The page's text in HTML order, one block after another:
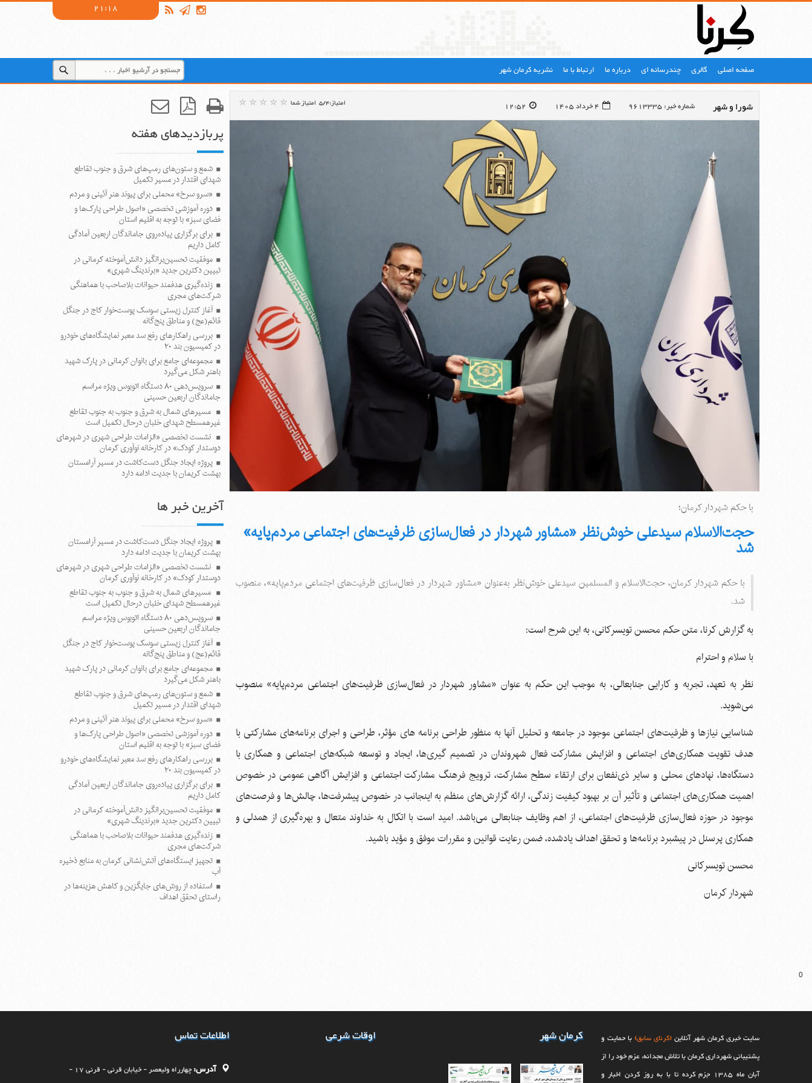
21:18
صفحه اصلی گالری چندرسانه ای درباره ما ارتباط با ما نشریه کرمان شهر
شورا و شهر شماره خبر: 9613335 4 خرداد 1405 12:52 امتیاز:5/4 امتیاز شما
با حکم شهردار کرمان؛
حجت‌‌الاسلام سیدعلی خوش‌نظر «مشاور شهردار در فعال‌سازی ظرفیت‌های اجتماعی مردم‌پایه»
شد
با حکم شهردار کرمان، حجت‌‌الاسلام و المسلمین سیدعلی خوش‌نظر به‌عنوان «مشاور شهردار در فعال‌سازی ظرفیت‌های اجتماعی مردم‌پایه»، منصوب
شد.
به گزارش کرنا، متن حکم محسن تویسرکانی، به این شرح است:
با سلام و احترام
نظر به تعهد، تجربه و کارایی جنابعالی، به موجب این حکم به عنوان «مشاور شهردار در فعال‌سازی ظرفیت‌های اجتماعی مردم‌پایه» منصوب
می‌شوید.
شناسایی نیازها و ظرفیت‌‌های اجتماعی موجود در جامعه و تحلیل آنها به منظور طراحی برنامه ‌های مؤثر، طراحی و اجرای برنامه‌های مشارکتی با
هدف تقویت همکاری‌های اجتماعی و افزایش مشارکت فعال شهروندان در تصمیم‌ گیری‌ها، ایجاد و توسعه شبکه‌های اجتماعی و همکاری با
دستگاه‌ها، نهادهای محلی و سایر ذی‌نفعان برای ارتقاء سطح مشارکت، ترویج فرهنگ مشارکت اجتماعی و افزایش آگاهی عمومی در خصوص
اهمیت همکاری‌های اجتماعی و تأثیر آن بر بهبود کیفیت زندگی، ارائه گزارش‌‌های منظم به اینجانب در خصوص پیشرفت‌‌ها، چالش‌ها و فرصت‌های
موجود در حوزه فعال‌سازی ظرفیت‌های اجتماعی، از اهم وظایف جنابعالی می‌باشد. امید است با اتکال به خداوند متعال و بهره‌گیری از همدلی و
همکاری پرسنل در پیشبرد برنامه‌ها و تحقق اهداف یاد‌شده، ضمن رعایت قوانین و مقررات موفق و مؤید باشید.
محسن تویسرکانی
شهردار کرمان
پربازدیدهای هفته
شمع و ستون‌های رمپ‌های شرق و جنوب تقاطع
شهدای اقتدار در مسیر تکمیل
«سرو سرخ» محملی برای پیوند هنر آئینی و مردم
دوره آموزشی تخصصی «اصول طراحی پارک‌ها و
فضای سبز» با توجه به اقلیم استان
برای برگزاری پیاده‌روی جاماندگان اربعین آمادگی
کامل داریم
موفقیت تحسین‌برانگیز دانش‌آموخته کرمانی در
تبیین دکترین جدید «برندینگ شهری»
زنده‌گیری هدفمند حیوانات بلاصاحب با هماهنگی
شرکت‌های مجری
آغاز کنترل زیستی سوسک پوست‌خوار کاج در جنگل
قائم(عج) و مناطق پنج‌گانه
بررسی راهکارهای رفع سد معبر نمایشگاه‌های خودرو
در کمیسیون بند ۲۰
مجموعه‌ای جامع برای بانوان کرمانی در پارک شهید
باهنر شکل می‌گیرد
سرویس‌دهی ۸۰ دستگاه اتوبوس ویژه مراسم
جاماندگان اربعین حسینی
مسیرهای شمال به شرق و جنوب به جنوب تقاطع
غیرهمسطح شهدای خلبان درحال تکمیل است
نشست تخصصی «الزامات طراحی شهری در شهرهای
دوستدار کودک» در کارخانه نوآوری کرمان
پروژه ایجاد جنگل دست‌کاشت در مسیر آرامستان
بهشت کریمان با جدیت ادامه دارد
آخرین خبر ها
پروژه ایجاد جنگل دست‌کاشت در مسیر آرامستان
بهشت کریمان با جدیت ادامه دارد
نشست تخصصی «الزامات طراحی شهری در شهرهای
دوستدار کودک» در کارخانه نوآوری کرمان
مسیرهای شمال به شرق و جنوب به جنوب تقاطع
غیرهمسطح شهدای خلبان درحال تکمیل است
سرویس‌دهی ۸۰ دستگاه اتوبوس ویژه مراسم
جاماندگان اربعین حسینی
آغاز کنترل زیستی سوسک پوست‌خوار کاج در جنگل
قائم(عج) و مناطق پنج‌گانه
مجموعه‌ای جامع برای بانوان کرمانی در پارک شهید
باهنر شکل می‌گیرد
شمع و ستون‌های رمپ‌های شرق و جنوب تقاطع
شهدای اقتدار در مسیر تکمیل
«سرو سرخ» محملی برای پیوند هنر آئینی و مردم
دوره آموزشی تخصصی «اصول طراحی پارک‌ها و
فضای سبز» با توجه به اقلیم استان
بررسی راهکارهای رفع سد معبر نمایشگاه‌های خودرو
در کمیسیون بند ۲۰
برای برگزاری پیاده‌روی جاماندگان اربعین آمادگی
کامل داریم
موفقیت تحسین‌برانگیز دانش‌آموخته کرمانی در
تبیین دکترین جدید «برندینگ شهری»
زنده‌گیری هدفمند حیوانات بلاصاحب با هماهنگی
شرکت‌های مجری
تجهیز ایستگاه‌های آتش‌نشانی کرمان به منابع ذخیره
آب
استفاده از روش‌های جایگزین و کاهش هزینه‌ها در
راستای تحقق اهداف
0
سایت خبری کرمان شهر آنلاین(کرنای سابق) با حمایت و
پشتیبانی شهرداری کرمان با تلاش مجدانه، عزم خود را از
آبان ماه 1385 جزم کرده تا با به روز کردن اخبار و
کرمان شهر اوقات شرعی اطلاعات تماس
آدرس:
چهارراه وليعصر - خيابان قرنی - قرنی 17 -